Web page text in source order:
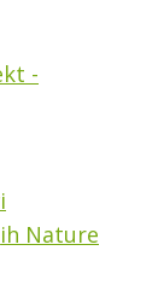
-
Nature